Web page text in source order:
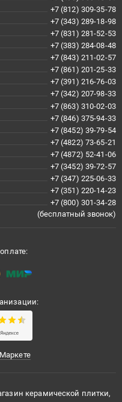
+7 (812) 309-35-78
+7 (343) 289-18-98
+7 (831) 281-52-53
+7 (383) 284-08-48
+7 (843) 211-02-57
+7 (861) 201-25-33
+7 (391) 216-76-03
+7 (342) 207-98-33
+7 (863) 310-02-03
+7 (846) 375-94-33
+7 (8452) 39-79-54
+7 (4822) 73-65-21
+7 (4872) 52-41-06
+7 (3452) 39-72-57
+7 (347) 225-06-33
+7 (351) 220-14-23
+7 (800) 301-34-28
(бесплатный звонок)
керамической плитки,